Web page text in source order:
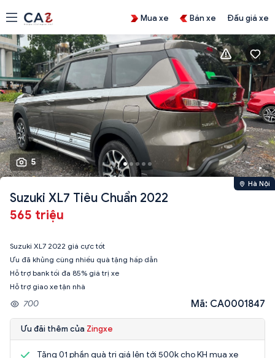
Mua xe Bán xe Đấu giá xe
5
Hà Nội
Suzuki XL7 Tiêu Chuẩn 2022
565 triệu
Suzuki XL7 2022 giá cực tốt
Ưu đã khủng cùng nhiều quà tặng hấp dẫn
Hỗ trợ bank tối đa 85% giá trị xe
Hỗ trợ giao xe tận nhà
700 Mã: CA0001847
Ưu đãi thêm của Zingxe
Tặng 01 phần quà trị giá lên tới 500k cho KH mua xe